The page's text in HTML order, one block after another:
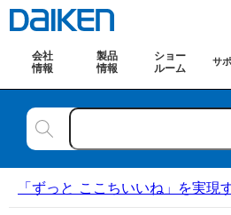
会社
情報
製品
情報
ショー
ルーム
サ
「ずっと ここちいいね」を実